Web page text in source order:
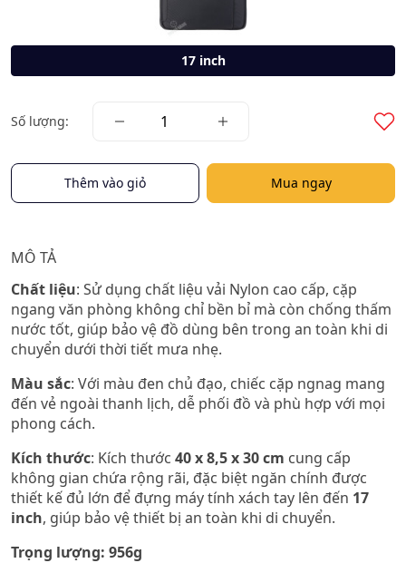
17 inch
Số lượng:
Thêm vào giỏ Mua ngay
MÔ TẢ
Chất liệu: Sử dụng chất liệu vải Nylon cao cấp, cặp
ngang văn phòng không chỉ bền bỉ mà còn chống thấm
nước tốt, giúp bảo vệ đồ dùng bên trong an toàn khi di
chuyển dưới thời tiết mưa nhẹ.
Màu sắc: Với màu đen chủ đạo, chiếc cặp ngnag mang
đến vẻ ngoài thanh lịch, dễ phối đồ và phù hợp với mọi
phong cách.
Kích thước: Kích thước 40 x 8,5 x 30 cm cung cấp
không gian chứa rộng rãi, đặc biệt ngăn chính được
thiết kế đủ lớn để đựng máy tính xách tay lên đến 17
inch, giúp bảo vệ thiết bị an toàn khi di chuyển.
Trọng lượng: 956g